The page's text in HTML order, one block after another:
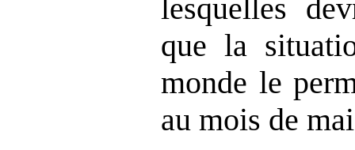
lesquelles
que la
monde le
au mois de